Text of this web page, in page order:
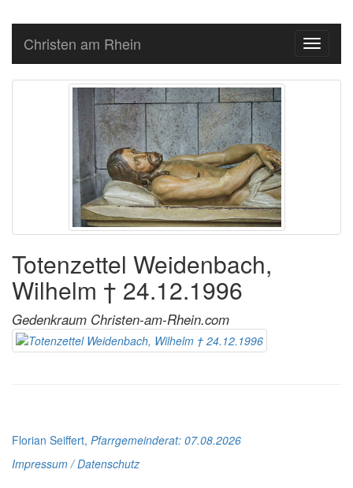
Toggle
Christen am Rhein
Totenzettel Weidenbach,
Wilhelm † 24.12.1996
Gedenkraum Christen-am-Rhein.com
Florian Seiffert, Pfarrgemeinderat: 07.08.2026
Impressum / Datenschutz